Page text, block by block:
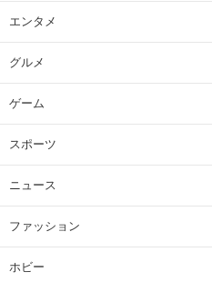
エンタメ
グルメ
ゲーム
スポーツ
ニュース
ファッション
ホビー